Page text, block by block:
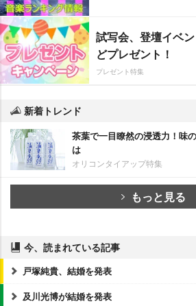
試写会、登壇イベ
どプレゼント！
プレゼント特集
新着トレンド
茶葉で一目瞭然の浸透力！味
は
オリコンタイアップ特集
もっと見る
今、読まれている記事
戸塚純貴、結婚を発表
及川光博が結婚を発表